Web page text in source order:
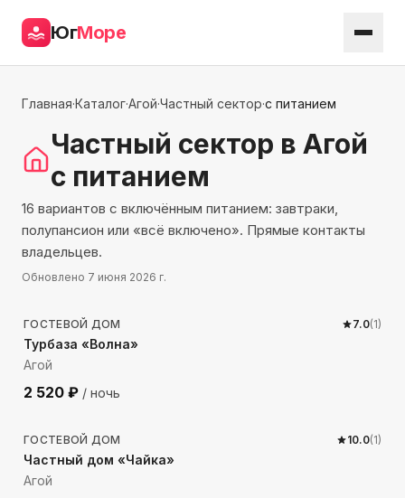
ЮгМоре
Главная·Каталог·Агой·Частный сектор·с питанием
Частный сектор в Агой
с питанием
16 вариантов с включённым питанием: завтраки,
полупансион или «всё включено». Прямые контакты
владельцев.
Обновлено 7 июня 2026 г.
142м до моря
ГОСТЕВОЙ ДОМ 7.0(1)
Турбаза «Волна»
Агой
2 520 ₽ / ночь
1690 м до моря
ГОСТЕВОЙ ДОМ 10.0(1)
Частный дом «Чайка»
Агой